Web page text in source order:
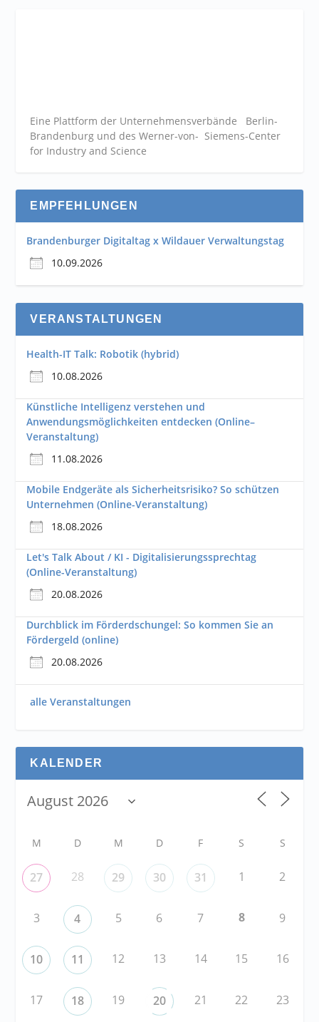
Eine Plattform der Unternehmensverbände Berlin-
Brandenburg und des Werner-von- Siemens-Center
for Industry and Science
EMPFEHLUNGEN
Brandenburger Digitaltag x Wildauer Verwaltungstag
10.09.2026
VERANSTALTUNGEN
Health-IT Talk: Robotik (hybrid)
10.08.2026
Künstliche Intelligenz verstehen und
Anwendungsmöglichkeiten entdecken (Online–
Veranstaltung)
11.08.2026
Mobile Endgeräte als Sicherheitsrisiko? So schützen
Unternehmen (Online-Veranstaltung)
18.08.2026
Let's Talk About / KI - Digitalisierungssprechtag
(Online-Veranstaltung)
20.08.2026
Durchblick im Förderdschungel: So kommen Sie an
Fördergeld (online)
20.08.2026
alle Veranstaltungen
KALENDER
M D M D F S S
27 28 29 30 31 1 2
3 4 5 6 7 8 9
10 11 12 13 14 15 16
17 18 19 20 21 22 23